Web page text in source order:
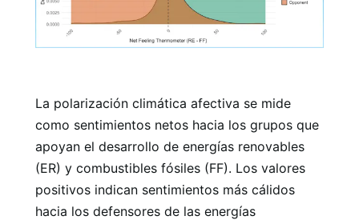
La polarización climática afectiva se mide
como sentimientos netos hacia los grupos que
apoyan el desarrollo de energías renovables
(ER) y combustibles fósiles (FF). Los valores
positivos indican sentimientos más cálidos
hacia los defensores de las energías